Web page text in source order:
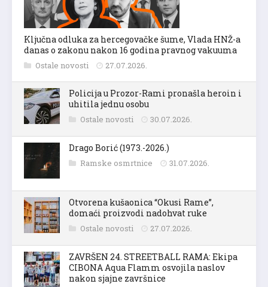
Ključna odluka za hercegovačke šume, Vlada HNŽ-a
danas o zakonu nakon 16 godina pravnog vakuuma
Ostale novosti 27.07.2026.
Policija u Prozor-Rami pronašla heroin i
uhitila jednu osobu
Ostale novosti 30.07.2026.
Drago Borić (1973.-2026.)
Ramske osmrtnice 31.07.2026.
Otvorena kušaonica “Okusi Rame”,
domaći proizvodi nadohvat ruke
Ostale novosti 27.07.2026.
ZAVRŠEN 24. STREETBALL RAMA: Ekipa
CIBONA Aqua Flamm osvojila naslov
nakon sjajne završnice